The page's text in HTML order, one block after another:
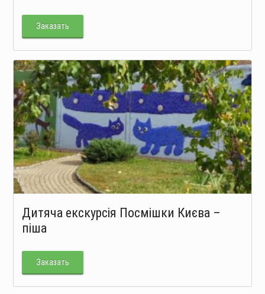
Заказать
Дитяча екскурсія Посмішки Києва –
піша
Заказать